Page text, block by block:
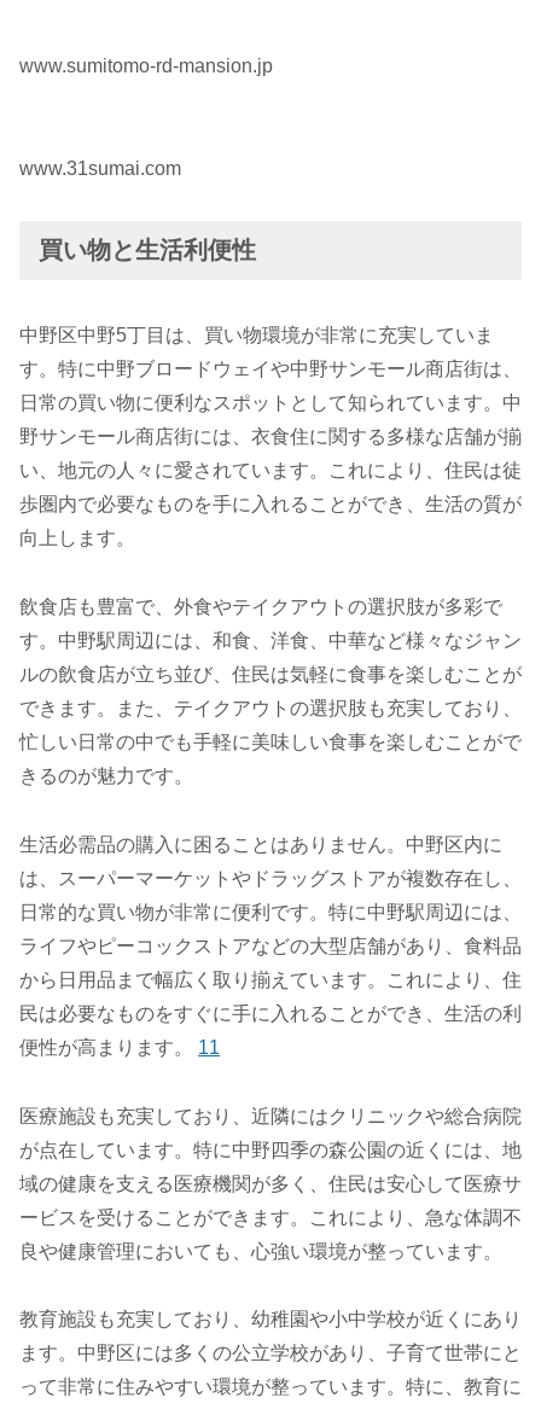
www.sumitomo-rd-mansion.jp
www.31sumai.com
買い物と生活利便性
中野区中野5丁目は、買い物環境が非常に充実していま
す。特に中野ブロードウェイや中野サンモール商店街は、
日常の買い物に便利なスポットとして知られています。中
野サンモール商店街には、衣食住に関する多様な店舗が揃
い、地元の人々に愛されています。これにより、住民は徒
歩圏内で必要なものを手に入れることができ、生活の質が
向上します。
飲食店も豊富で、外食やテイクアウトの選択肢が多彩で
す。中野駅周辺には、和食、洋食、中華など様々なジャン
ルの飲食店が立ち並び、住民は気軽に食事を楽しむことが
できます。また、テイクアウトの選択肢も充実しており、
忙しい日常の中でも手軽に美味しい食事を楽しむことがで
きるのが魅力です。
生活必需品の購入に困ることはありません。中野区内に
は、スーパーマーケットやドラッグストアが複数存在し、
日常的な買い物が非常に便利です。特に中野駅周辺には、
ライフやピーコックストアなどの大型店舗があり、食料品
から日用品まで幅広く取り揃えています。これにより、住
民は必要なものをすぐに手に入れることができ、生活の利
便性が高まります。 11
医療施設も充実しており、近隣にはクリニックや総合病院
が点在しています。特に中野四季の森公園の近くには、地
域の健康を支える医療機関が多く、住民は安心して医療サ
ービスを受けることができます。これにより、急な体調不
良や健康管理においても、心強い環境が整っています。
教育施設も充実しており、幼稚園や小中学校が近くにあり
ます。中野区には多くの公立学校があり、子育て世帯にと
って非常に住みやすい環境が整っています。特に、教育に